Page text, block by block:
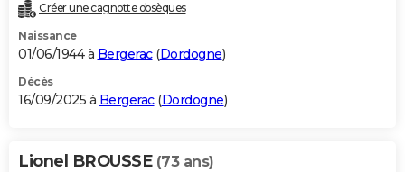
Créer une cagnotte obsèques
Naissance
01/06/1944 à Bergerac(Dordogne)
Décès
16/09/2025 à Bergerac(Dordogne)
Lionel BROUSSE (73 ans)